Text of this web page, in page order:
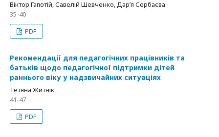
Віктор Гапотій, Савелій Шевченко, Дар’я Сербаєва
35-40
PDF
Рекомендації для педагогічних працівників та
батьків щодо педагогічної підтримки дітей
раннього віку у надзвичайних ситуаціях
Тетяна Житнік
41-47
PDF